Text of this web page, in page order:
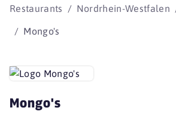
Restaurants Nordrhein-Westfalen
Mongo's
Mongo's